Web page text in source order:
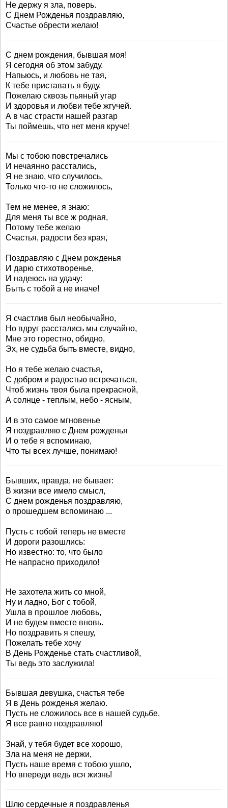
Не держу я зла, поверь.
С Днем Рожденья поздравляю,
Счастье обрести желаю!
С днем рождения, бывшая моя!
Я сегодня об этом забуду.
Напьюсь, и любовь не тая,
К тебе приставать я буду.
Пожелаю сквозь пьяный угар
И здоровья и любви тебе жгучей.
А в час страсти нашей разгар
Ты поймешь, что нет меня круче!
Мы с тобою повстречались
И нечаянно расстались,
Я не знаю, что случилось,
Только что-то не сложилось,
Тем не менее, я знаю:
Для меня ты все ж родная,
Потому тебе желаю
Счастья, радости без края,
Поздравляю с Днем рожденья
И дарю стихотворенье,
И надеюсь на удачу:
Быть с тобой а не иначе!
Я счастлив был необычайно,
Но вдруг расстались мы случайно,
Мне это горестно, обидно,
Эх, не судьба быть вместе, видно,
Но я тебе желаю счастья,
С добром и радостью встречаться,
Чтоб жизнь твоя была прекрасной,
А солнце - теплым, небо - ясным,
И в это самое мгновенье
Я поздравляю с Днем рожденья
И о тебе я вспоминаю,
Что ты всех лучше, понимаю!
Бывших, правда, не бывает:
В жизни все имело смысл,
С днем рожденья поздравляю,
о прошедшем вспоминаю ...
Пусть с тобой теперь не вместе
И дороги разошлись:
Но известно: то, что было
Не напрасно приходило!
Не захотела жить со мной,
Ну и ладно, Бог с тобой,
Ушла в прошлое любовь,
И не будем вместе вновь.
Но поздравить я спешу,
Пожелать тебе хочу
В День Рожденье стать счастливой,
Ты ведь это заслужила!
Бывшая девушка, счастья тебе
Я в День рожденья желаю.
Пусть не сложилось все в нашей судьбе,
Я все равно поздравляю!
Знай, у тебя будет все хорошо,
Зла на меня не держи,
Пусть наше время с тобою ушло,
Но впереди ведь вся жизнь!
Шлю сердечные я поздравленья